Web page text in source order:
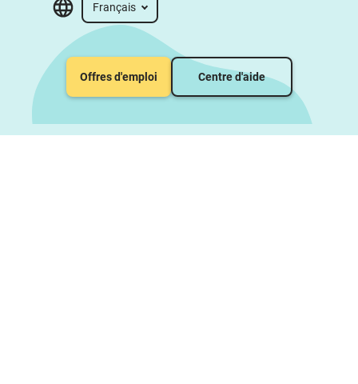
Français
Offres d'emploi Centre d'aide